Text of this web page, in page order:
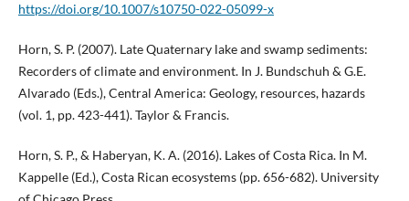
https://doi.org/10.1007/s10750-022-05099-x
Horn, S. P. (2007). Late Quaternary lake and swamp sediments:
Recorders of climate and environment. In J. Bundschuh & G.E.
Alvarado (Eds.), Central America: Geology, resources, hazards
(vol. 1, pp. 423-441). Taylor & Francis.
Horn, S. P., & Haberyan, K. A. (2016). Lakes of Costa Rica. In M.
Kappelle (Ed.), Costa Rican ecosystems (pp. 656-682). University